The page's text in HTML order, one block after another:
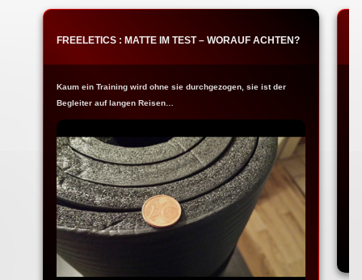
FREELETICS : MATTE IM TEST – WORAUF ACHTEN?
Kaum ein Training wird ohne sie durchgezogen, sie ist der
Begleiter auf langen Reisen…